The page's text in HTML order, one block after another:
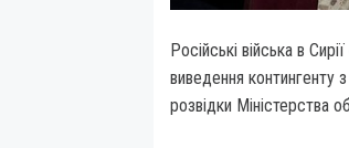
Російські війська в
виведення контингенту
розвідки Міністерства